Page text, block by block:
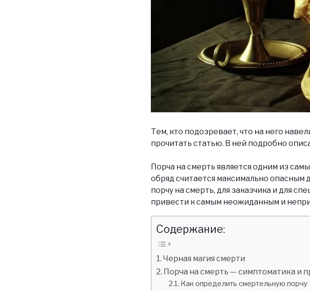
Тем, кто подозревает, что на него
прочитать статью. В ней подробно
Порча на смерть является одним из
обряд считается максимально опасным
порчу на смерть, для заказчика и для
привести к самым неожиданным и
Содержание:
Черная магия смерти
Порча на смерть — симптоматика и
Как определить смертельную порчу